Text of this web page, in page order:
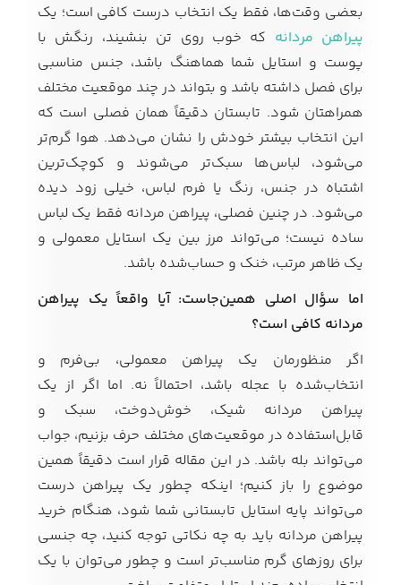
کیف مردانه
کیف پول و جاکارتی
مردانه
کمربند مردانه
کفش مردانه شال و کلاه مردانه چتر مردانه
لباس زیر و راحتی
مردانه
لباس زیر مردانه لباس راحتی مردانه
بعضی وقت‌ها، فقط یک انتخاب درست کافی است؛ یک
پیراهن مردانه که خوب روی تن بنشیند، رنگش با
پوست و استایل شما هماهنگ باشد، جنس مناسبی
برای فصل داشته باشد و بتواند در چند موقعیت مختلف
همراهتان شود. تابستان دقیقاً همان فصلی است که
این انتخاب بیشتر خودش را نشان می‌دهد. هوا گرم‌تر
می‌شود، لباس‌ها سبک‌تر می‌شوند و کوچک‌ترین
اشتباه در جنس، رنگ یا فرم لباس، خیلی زود دیده
می‌شود. در چنین فصلی، پیراهن مردانه فقط یک لباس
ساده نیست؛ می‌تواند مرز بین یک استایل معمولی و
یک ظاهر مرتب، خنک و حساب‌شده باشد.
اما سؤال اصلی همین‌جاست: آیا واقعاً یک پیراهن
مردانه کافی است؟
اگر منظورمان یک پیراهن معمولی، بی‌فرم و
انتخاب‌شده با عجله باشد، احتمالاً نه. اما اگر از یک
پیراهن مردانه شیک، خوش‌دوخت، سبک و
قابل‌استفاده در موقعیت‌های مختلف حرف بزنیم، جواب
می‌تواند بله باشد. در این مقاله قرار است دقیقاً همین
موضوع را باز کنیم؛ اینکه چطور یک پیراهن درست
می‌تواند پایه استایل تابستانی شما شود، هنگام خرید
پیراهن مردانه باید به چه نکاتی توجه کنید، چه جنسی
برای روزهای گرم مناسب‌تر است و چطور می‌توان با یک